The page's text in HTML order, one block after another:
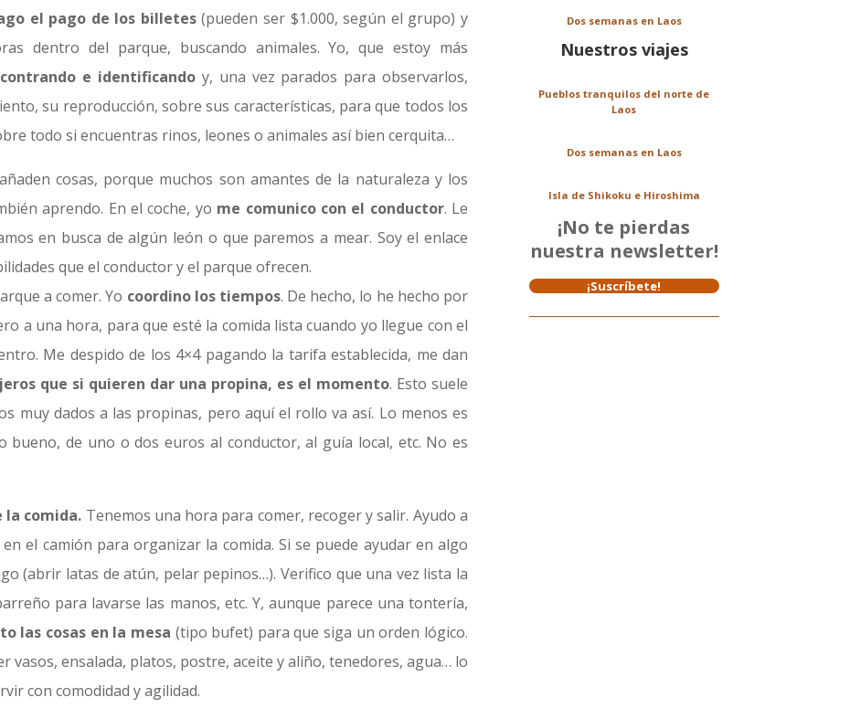
el pago de los billetes(pueden ser $1.000, según el grupo) y
dentro del parque, buscando animales. Yo, que estoy más
e identificando y, una vez parados para observarlos,
su reproducción, sobre sus características, para que todos los
todo si encuentras rinos, leones o animales así bien cerquita…
cosas, porque muchos son amantes de la naturaleza y los
aprendo. En el coche, yo me comunico con el conductor. Le
en busca de algún león o que paremos a mear. Soy el enlace
que el conductor y el parque ofrecen.
a comer. Yo coordino los tiempos. De hecho, lo he hecho por
a una hora, para que esté la comida lista cuando yo llegue con el
Me despido de los 4×4 pagando la tarifa establecida, me dan
que si quieren dar una propina, es el momento. Esto suele
muy dados a las propinas, pero aquí el rollo va así. Lo menos es
bueno, de uno o dos euros al conductor, al guía local, etc. No es
la comida. Tenemos una hora para comer, recoger y salir. Ayudo a
el camión para organizar la comida. Si se puede ayudar en algo
(abrir latas de atún, pelar pepinos…). Verifico que una vez lista la
para lavarse las manos, etc. Y, aunque parece una tontería,
las cosas en la mesa (tipo bufet) para que siga un orden lógico.
vasos, ensalada, platos, postre, aceite y aliño, tenedores, agua… lo
con comodidad y agilidad.
Dos semanas en Laos
Nuestros viajes
Pueblos tranquilos del norte de
Laos
Dos semanas en Laos
Isla de Shikoku e Hiroshima
¡No te pierdas
nuestra newsletter!
¡Suscríbete!